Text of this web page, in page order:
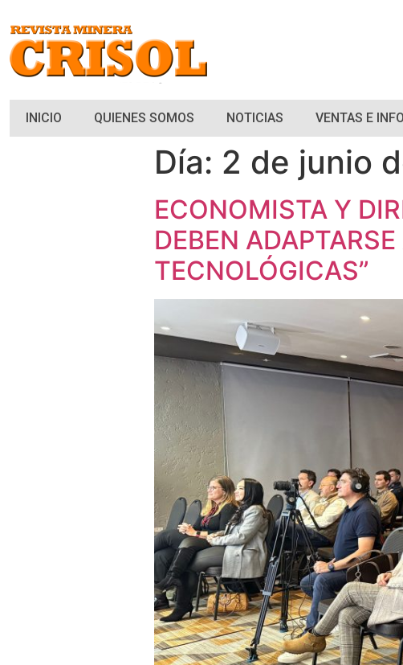
INICIO QUIENES SOMOS NOTICIAS VENTAS E
Día: 2 de junio
ECONOMISTA Y
DEBEN
TECNOLÓGICAS”